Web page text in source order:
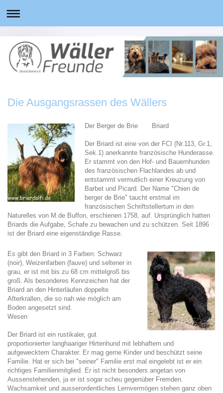
Die Ausgangsrassen des Wällers
Der Berger de Brie Briard
Der Briard ist eine von der FCI (Nr.113, Gr.1,
Sek.1) anerkannte französische Hunderasse.
Er stammt von den Hof- und Bauernhunden
des französischen Flachlandes ab und
entstammt vermutlich einer Kreuzung von
Barbet und Picard. Der Name "Chien de
berger de Brie" taucht erstmal im
französischen Schriftstellertum in den
Naturelles von M.de Buffon, erschienen 1758, auf. Ursprünglich hatten
Briards die Aufgabe, Schafe zu bewachen und zu schützen. Seit 1896
ist der Briard eine eigenständige Rasse.
Es gibt den Briard in 3 Farben: Schwarz
(noir), Weizenfarben (fauve) und seltener in
grau, er ist mit bis zu 68 cm mittelgroß bis
groß. Als besonderes Kennzeichen hat der
Briard an den Hinterläufen doppelte
Afterkrallen, die so nah wie möglich am
Boden angesetzt sind.
Wesen
Der Briard ist ein rustikaler, gut
proportionierter langhaariger Hirtenhund mit lebhaftem und
aufgewecktem Charakter. Er mag gerne Kinder und beschützt seine
Familie. Hat er sich bei "seiner" Familie erst mal eingelebt ist er ein
richtiges Familienmitglied. Er ist nicht besonders angetan von
Aussenstehenden, ja er ist sogar scheu gegenüber Fremden.
Wachsamkeit und ausserordentliches Lernvermögen stehen ganz oben